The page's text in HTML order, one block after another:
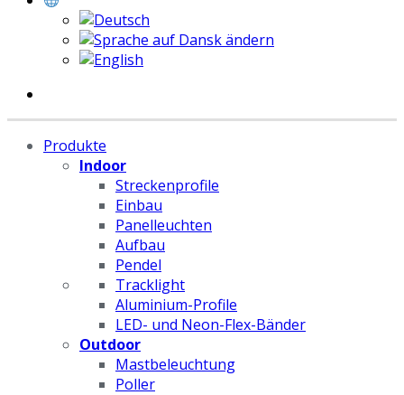
Produkte
Indoor
Streckenprofile
Einbau
Panelleuchten
Aufbau
Pendel
Tracklight
Aluminium-Profile
LED- und Neon-Flex-Bänder
Outdoor
Mastbeleuchtung
Poller